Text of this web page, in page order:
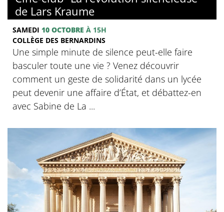
de Lars Kraume
SAMEDI 10 OCTOBRE À 15H
COLLÈGE DES BERNARDINS
Une simple minute de silence peut-elle faire
basculer toute une vie ? Venez découvrir
comment un geste de solidarité dans un lycée
peut devenir une affaire d’État, et débattez-en
avec Sabine de La ...